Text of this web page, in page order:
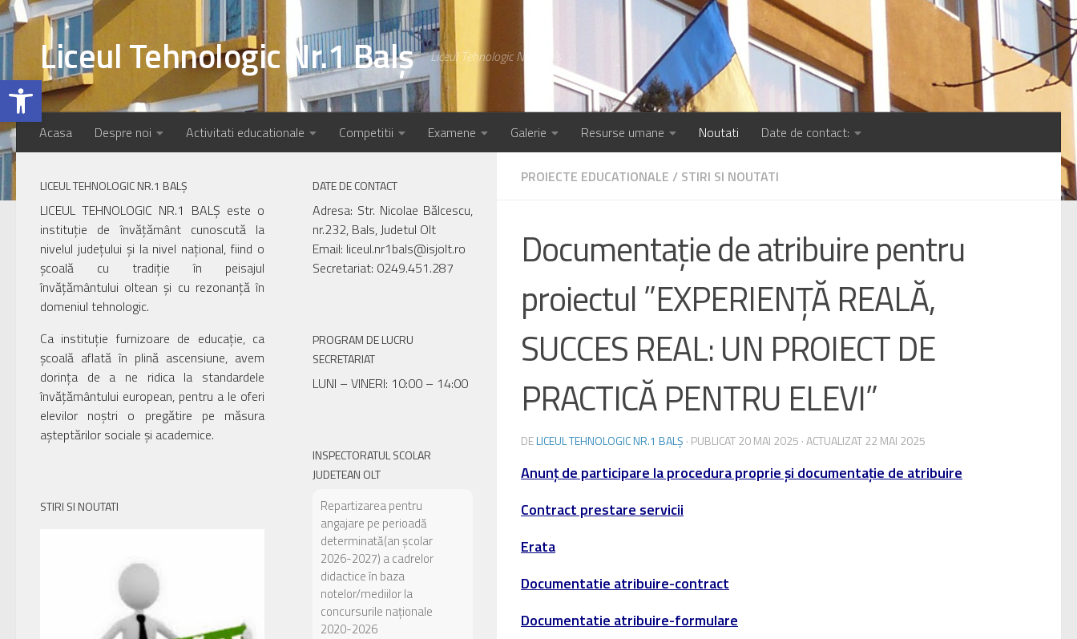
Deschide bara de unelte
Skip to content
Liceul Tehnologic Nr.1 Balș Liceul Tehnologic Nr.1 Balș
Acasa Despre noi Activitati educationale Competitii Examene Galerie Resurse umane Noutati Date de contact:
PROIECTE EDUCATIONALE / STIRI SI NOUTATI
Documentație de atribuire pentru
proiectul ”EXPERIENȚĂ REALĂ,
SUCCES REAL: UN PROIECT DE
PRACTICĂ PENTRU ELEVI”
DELICEUL TEHNOLOGIC NR.1 BALȘ · PUBLICAT20 MAI 2025 · ACTUALIZAT22 MAI 2025
Anunț de participare la procedura proprie și documentație de atribuire
Contract prestare servicii
Erata
Documentatie atribuire-contract
Documentatie atribuire-formulare
LICEUL TEHNOLOGIC NR.1 BALȘ
LICEUL TEHNOLOGIC NR.1 BALȘ este o
instituție de învățământ cunoscută la
nivelul județului și la nivel național, fiind o
școală cu tradiție în peisajul
învățământului oltean și cu rezonanță în
domeniul tehnologic.
Ca instituție furnizoare de educație, ca
școală aflată în plină ascensiune, avem
dorința de a ne ridica la standardele
învățământului european, pentru a le oferi
elevilor noștri o pregătire pe măsura
așteptărilor sociale și academice.
STIRI SI NOUTATI
DATE DE CONTACT
Adresa: Str. Nicolae Bălcescu,
nr.232, Bals, Judetul Olt
Email: liceul.nr1bals@isjolt.ro
Secretariat: 0249.451.287
PROGRAM DE LUCRU
SECRETARIAT
LUNI – VINERI: 10:00 – 14:00
INSPECTORATUL SCOLAR
JUDETEAN OLT
Repartizarea pentru
angajare pe perioadă
determinată(an școlar
2026-2027) a cadrelor
didactice în baza
notelor/mediilor la
concursurile naționale
2020-2026